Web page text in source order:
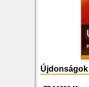
Újdonságok